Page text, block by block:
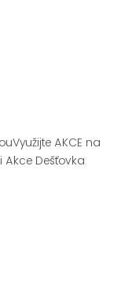
AKCE na
Akce Dešťovka